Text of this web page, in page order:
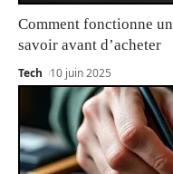
Comment fonctionne
savoir avant d’acheter
Tech 10 juin 2025